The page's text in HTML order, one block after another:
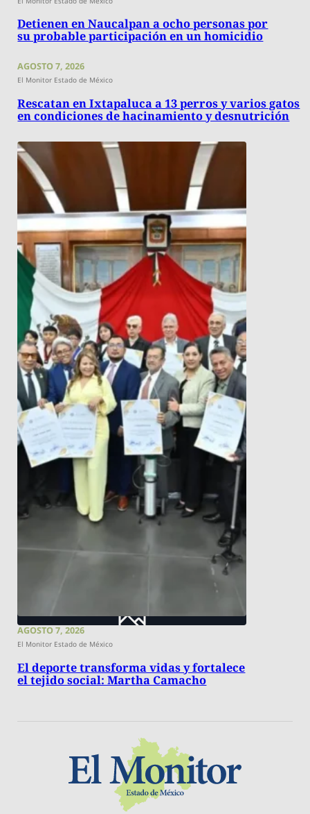
Detienen en Naucalpan a ocho personas por
su probable participación en un homicidio
AGOSTO 7, 2026
El Monitor Estado de México
Rescatan en Ixtapaluca a 13 perros y varios gatos
en condiciones de hacinamiento y desnutrición
AGOSTO 7, 2026
El Monitor Estado de México
El deporte transforma vidas y fortalece
el tejido social: Martha Camacho